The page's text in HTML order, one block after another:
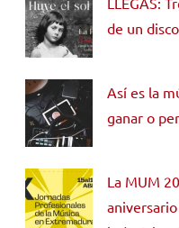
de un
Así es la
ganar o
La MUM